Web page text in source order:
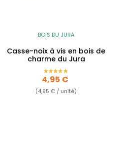
BOIS DU JURA
Casse-noix à vis en bois de
charme du Jura
Prix
4,95 €
(4,95 € / unité)